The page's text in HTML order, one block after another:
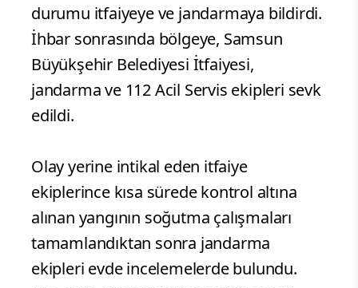
durumu itfaiyeye ve jandarmaya bildirdi.
İhbar sonrasında bölgeye, Samsun
Büyükşehir Belediyesi İtfaiyesi,
jandarma ve 112 Acil Servis ekipleri sevk
edildi.
Olay yerine intikal eden itfaiye
ekiplerince kısa sürede kontrol altına
alınan yangının soğutma çalışmaları
tamamlandıktan sonra jandarma
ekipleri evde incelemelerde bulundu.